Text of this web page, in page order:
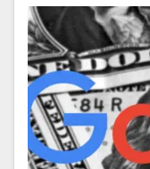
„Google
Acceptă
Acordul
de
5
Miliarde